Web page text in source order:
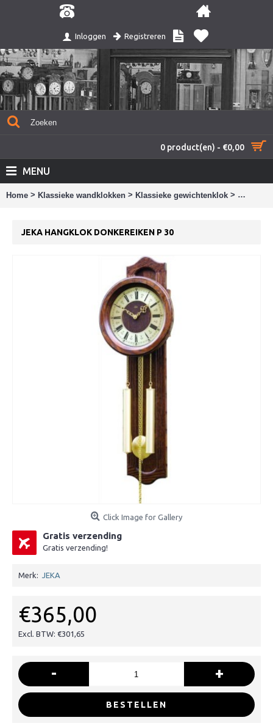
Inloggen Registreren
0 product(en) - €0,00
MENU
Home > Klassieke wandklokken > Klassieke gewichtenklok > Jeka
JEKA HANGKLOK DONKEREIKEN P 30
Click Image for Gallery
Gratis verzending
Gratis verzending!
Merk: JEKA
€365,00
Excl. BTW: €301,65
- +
BESTELLEN